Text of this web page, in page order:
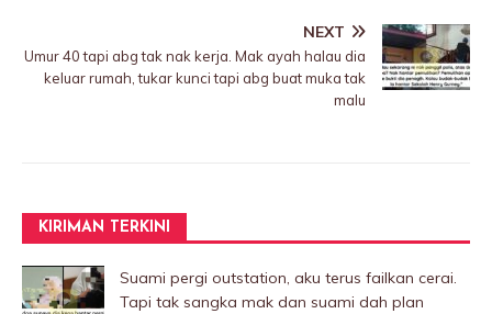
NEXT
Umur 40 tapi abg tak nak kerja. Mak ayah halau dia
keluar rumah, tukar kunci tapi abg buat muka tak
malu
KIRIMAN TERKINI
Suami pergi outstation, aku terus failkan cerai.
Tapi tak sangka mak dan suami dah plan